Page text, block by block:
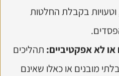
וטעויות בקבלת החלטות
או לא אפקטיביים: תהליכים
מובנים או כאלו שאינם